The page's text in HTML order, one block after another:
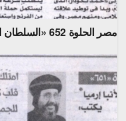
مصر الحلوة 652 «السلطان الأشرف» 25/3/2026